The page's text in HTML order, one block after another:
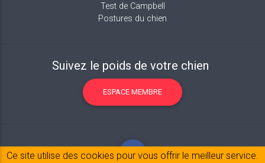
Test de Campbell
Postures du chien
Suivez le poids de votre chien
ESPACE MEMBRE
Ce site utilise des cookies pour vous offrir le meilleur service.